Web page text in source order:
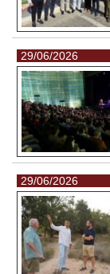
29/06/2026
29/06/2026